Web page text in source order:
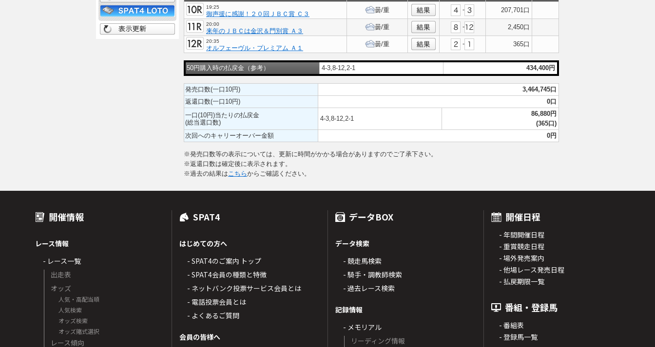
19:25
御声援に感謝！２０回ＪＢＣ賞 Ｃ３
曇/重 ‐ 207,701口
20:00
来年のＪＢＣは金沢＆門別賞 Ａ３
曇/重 ‐ 2,450口
20:35
オルフェーヴル・プレミアム Ａ１
曇/重 ‐ 365口
50円購入時の払戻金（参考） 4-3,8-12,2-1 434,400円
発売口数(一口10円)
3,464,745口
返還口数(一口10円)
0口
一口(10円)当たりの払戻金
(総当選口数)
4-3,8-12,2-1
86,880円
(365口)
次回へのキャリーオーバー金額
0円
※発売口数等の表示については、更新に時間がかかる場合がありますのでご了承下さい。
※返還口数は確定後に表示されます。
※過去の結果はこちらからご確認ください。
開催情報
レース情報
- レース一覧
出走表
オッズ
人気・高配当順
人気検索
オッズ検索
オッズ賭式選択
レース傾向
SPAT4
はじめての方へ
- SPAT4のご案内 トップ
- SPAT4会員の種類と特徴
- ネットバンク投票サービス会員とは
- 電話投票会員とは
- よくあるご質問
会員の皆様へ
データBOX
データ検索
- 競走馬検索
- 騎手・調教師検索
- 過去レース検索
記録情報
- メモリアル
リーディング情報
開催日程
- 年間開催日程
- 重賞競走日程
- 場外発売案内
- 他場レース発売日程
- 払戻期限一覧
番組・登録馬
- 番組表
- 登録馬一覧